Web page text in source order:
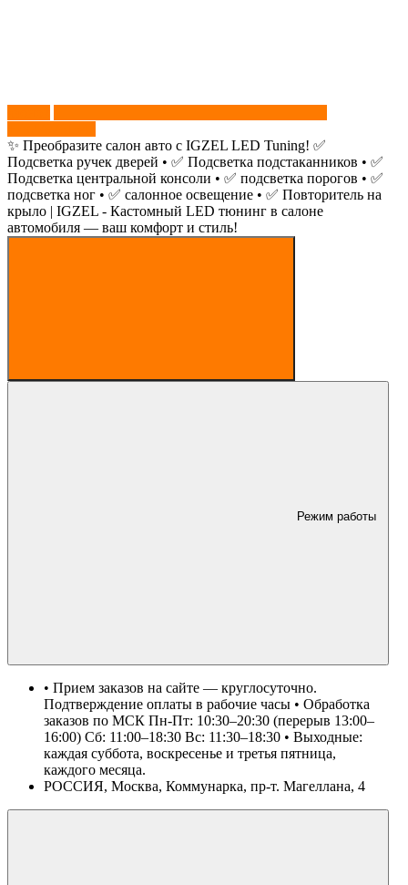
✨ Преобразите салон авто с IGZEL LED Tuning! ✅
Подсветка ручек дверей • ✅ Подсветка подстаканников • ✅
Подсветка центральной консоли • ✅ подсветка порогов • ✅
подсветка ног • ✅ салонное освещение • ✅ Повторитель на
крыло | IGZEL - Кастомный LED тюнинг в салоне
автомобиля — ваш комфорт и стиль!
Режим работы
• Прием заказов на сайте — круглосуточно.
Подтверждение оплаты в рабочие часы • Обработка
заказов по МСК Пн-Пт: 10:30–20:30 (перерыв 13:00–
16:00) Сб: 11:00–18:30 Вс: 11:30–18:30 • Выходные:
каждая суббота, воскресенье и третья пятница,
каждого месяца.
РОССИЯ, Москва, Коммунарка, пр-т. Магеллана, 4